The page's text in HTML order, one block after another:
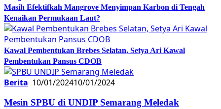
Masih Efektifkah Mangrove Menyimpan Karbon di Tengah
Kenaikan Permukaan Laut?
Kawal Pembentukan Brebes Selatan, Setya Ari Kawal
Pembentukan Pansus CDOB
Berita 10/01/202410/01/2024
Mesin SPBU di UNDIP Semarang Meledak